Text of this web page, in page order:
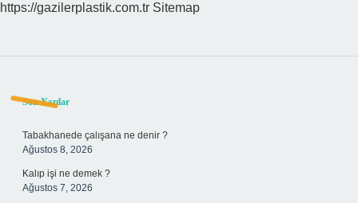
https://gazilerplastik.com.tr Sitemap
Sidebar
Son Yazılar
Tabakhanede çalışana ne denir ?
Ağustos 8, 2026
Kalıp işi ne demek ?
Ağustos 7, 2026